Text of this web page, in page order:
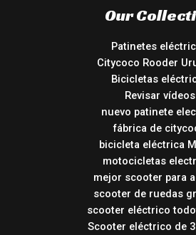
Our
Patinetes
Citycoco Rooder
Bicicletas
Revisar vídeos
nuevo patinete
fábrica de
bicicleta eléctrica
motocicletas
mejor scooter para
scooter de ruedas
scooter eléctrico
Scooter eléctrico de